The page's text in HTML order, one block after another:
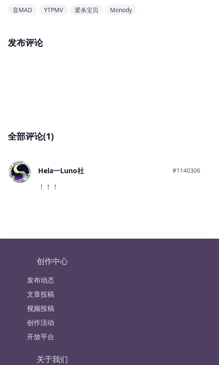
音MAD YTPMV 爱杀宝贝 Monody
发布评论
全部评论(1)
Hela一Luno社 #1140306
！！！
创作中心
发布动态
文章投稿
视频投稿
创作活动
开放平台
关于我们